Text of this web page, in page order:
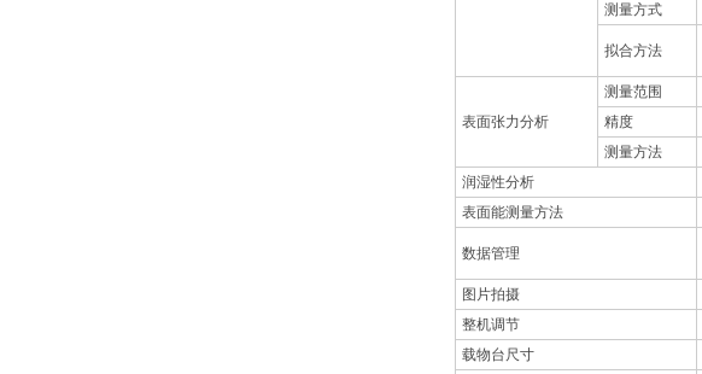
测量方式
拟合方法
表面张力分析
测量范围
精度
测量方法
润湿性分析
表面能测量方法
数据管理
图片拍摄
整机调节
载物台尺寸